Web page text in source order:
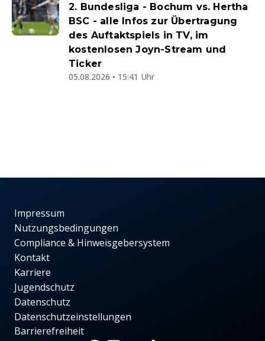
2. Bundesliga - Bochum vs. Hertha
BSC - alle Infos zur Übertragung
des Auftaktspiels in TV, im
kostenlosen Joyn-Stream und
Ticker
05.08.2026 • 15:41 Uhr
Impressum
Nutzungsbedingungen
Compliance & Hinweisgebersystem
Kontakt
Karriere
Jugendschutz
Datenschutz
Datenschutzeinstellungen
Barrierefreiheit